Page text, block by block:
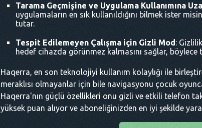
Tarama Geçmişine ve Uygulama Kullanımına
uygulamaların en sık kullanıldığını bilmek ister
tutar.
Tespit Edilemeyen Çalışma için Gizli Mod:
hedef cihazda görünmez kalmasını sağlar, böylece
Haqerra, en son teknolojiyi kullanım kolaylığı ile
meraklısı olmayanlar için bile navigasyonu çocuk
Haqerra'nın güçlü özellikleri onu gizli ve etkili telefon
yüksek puan alıyor ve aboneliğinizden en iyi şekilde